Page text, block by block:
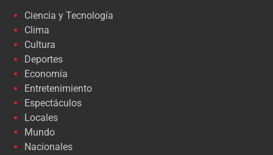
Ciencia y Tecnología
Clima
Cultura
Deportes
Economía
Entretenimiento
Espectáculos
Locales
Mundo
Nacionales